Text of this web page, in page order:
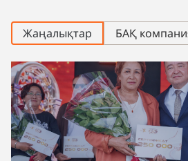
Жаңалықтар БАҚ